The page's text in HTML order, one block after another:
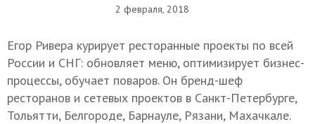
2 февраля, 2018
Егор Ривера курирует ресторанные проекты по всей
России и СНГ: обновляет меню, оптимизирует бизнес-
процессы, обучает поваров. Он бренд-шеф
ресторанов и сетевых проектов в Санкт-Петербурге,
Тольятти, Белгороде, Барнауле, Рязани, Махачкале.